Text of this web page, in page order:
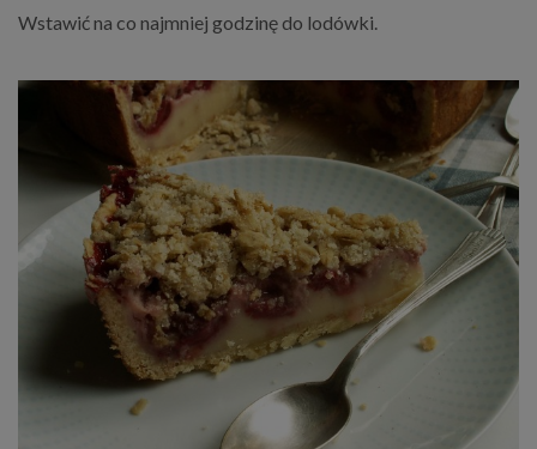
Wstawić na co najmniej godzinę do lodówki.